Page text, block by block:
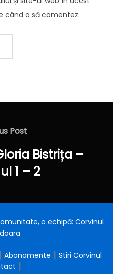
când o să comentez.
Previous
Post
Bistrița –
1 – 2
o echipă: Corvinul
Abonamente
Stiri Corvinul